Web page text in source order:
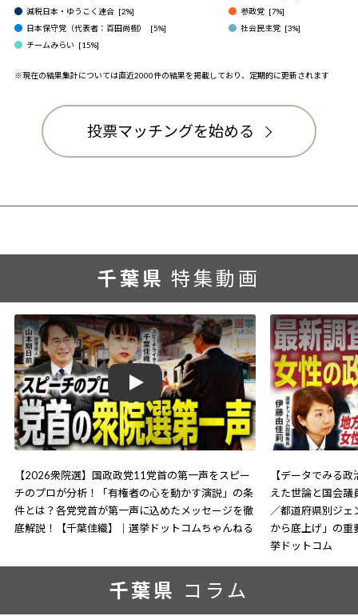
減税日本・ゆうこく連合 [2%] 参政党 [7%]
日本保守党（代表者：百田尚樹）
[5%] 社会民主党 [3%]
チームみらい [15%]
※現在の結果集計については直近2000件の結果を掲載しており、定期的に更新されます
投票マッチングを始める
千葉県 特集動画
Play
【2026衆院選】国政政党11党首の第一声をスピー
チのプロが分析！「有権者の心を動かす演説」の条
件とは？各党党首が第一声に込めたメッセージを徹
底解説！【千葉佳織】｜選挙ドットコムちゃんねる
【データでみる
えた世論と国会
／都道府県別ジ
から底上げ」の重
挙ドットコム
千葉県 コラム